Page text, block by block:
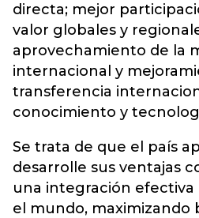
directa; mejor
valor globales y
aprovechamiento de la
internacional y
transferencia
conocimiento y
Se trata de que el país
desarrolle sus ventajas
una integración efectiva
el mundo, maximizando